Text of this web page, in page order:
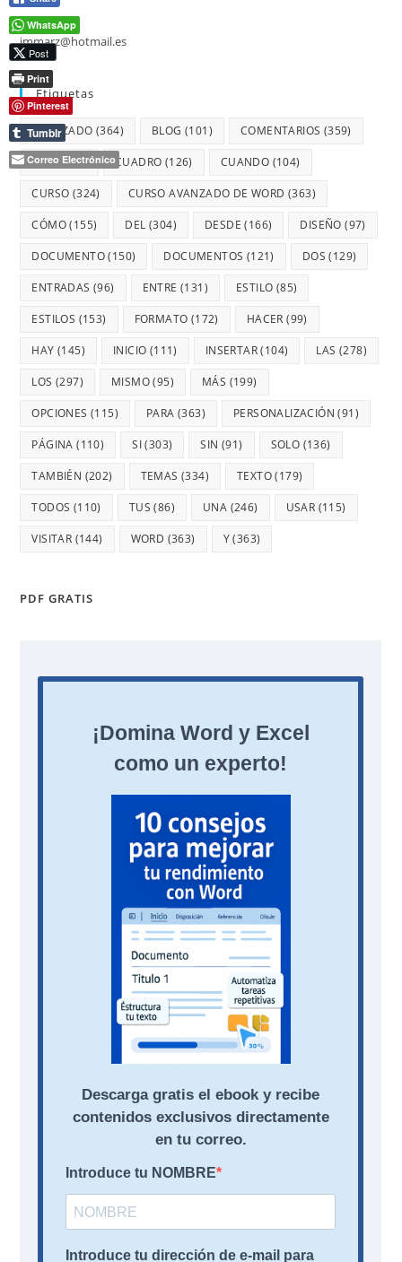
jmmarz@hotmail.es
Etiquetas
AVANZADO (364) BLOG (101) COMENTARIOS (359)
CON(359) CUADRO (126) CUANDO (104)
CURSO (324) CURSO AVANZADO DE WORD (363)
CÓMO(155) DEL (304) DESDE (166) DISEÑO (97)
DOCUMENTO(150) DOCUMENTOS (121) DOS (129)
ENTRADAS (96) ENTRE (131) ESTILO (85)
ESTILOS (153) FORMATO (172) HACER (99)
HAY (145) INICIO (111) INSERTAR(104) LAS (278)
LOS (297) MISMO(95) MÁS (199)
OPCIONES (115) PARA (363) PERSONALIZACIÓN (91)
PÁGINA (110) SI(303) SIN (91) SOLO (136)
TAMBIÉN (202) TEMAS (334) TEXTO(179)
TODOS (110) TUS (86) UNA (246) USAR (115)
VISITAR (144) WORD (363) Y(363)
PDF GRATIS
WhatsApp
Post
Print
Pinterest
Tumblr
Correo Electrónico